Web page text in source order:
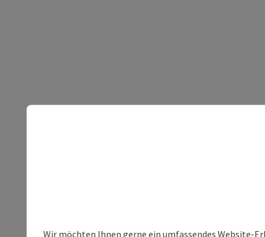
Wir möchten Ihnen gerne ein umfassendes Website-